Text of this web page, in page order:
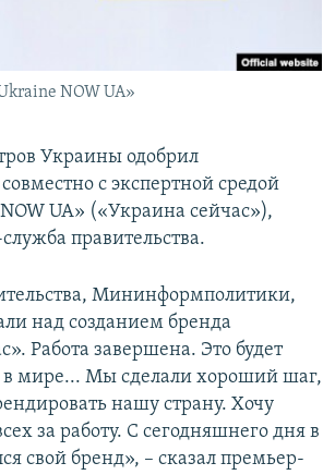
RL
NOW UA»
Украины одобрил
с экспертной средой
UA» («Украина сейчас»),
правительства.
Мининформполитики,
над созданием бренда
Работа завершена. Это будет
мире... Мы сделали хороший шаг,
нашу страну. Хочу
за работу. С сегодняшнего дня в
свой бренд», – сказал премьер-